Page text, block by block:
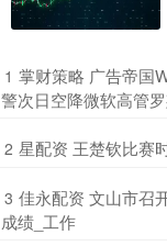
1 掌财策略 广告帝国
警次日空降微软高管
2 星配资 王楚钦比赛
3 佳永配资 文山市召
成绩_工作